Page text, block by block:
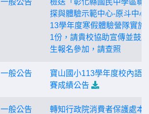
一般公告
檢送「彰化縣國民中學區職
探與體驗示範中心-原斗中心
13學年度寒假體驗營隊實施
1份，請貴校協助宣傳並鼓
生報名參加，請查照
一般公告
寶山國小113學年度校內語
賽成績公告
一般公告
轉知行政院消費者保護處本